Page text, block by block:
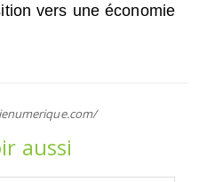
vers une économie
aussi